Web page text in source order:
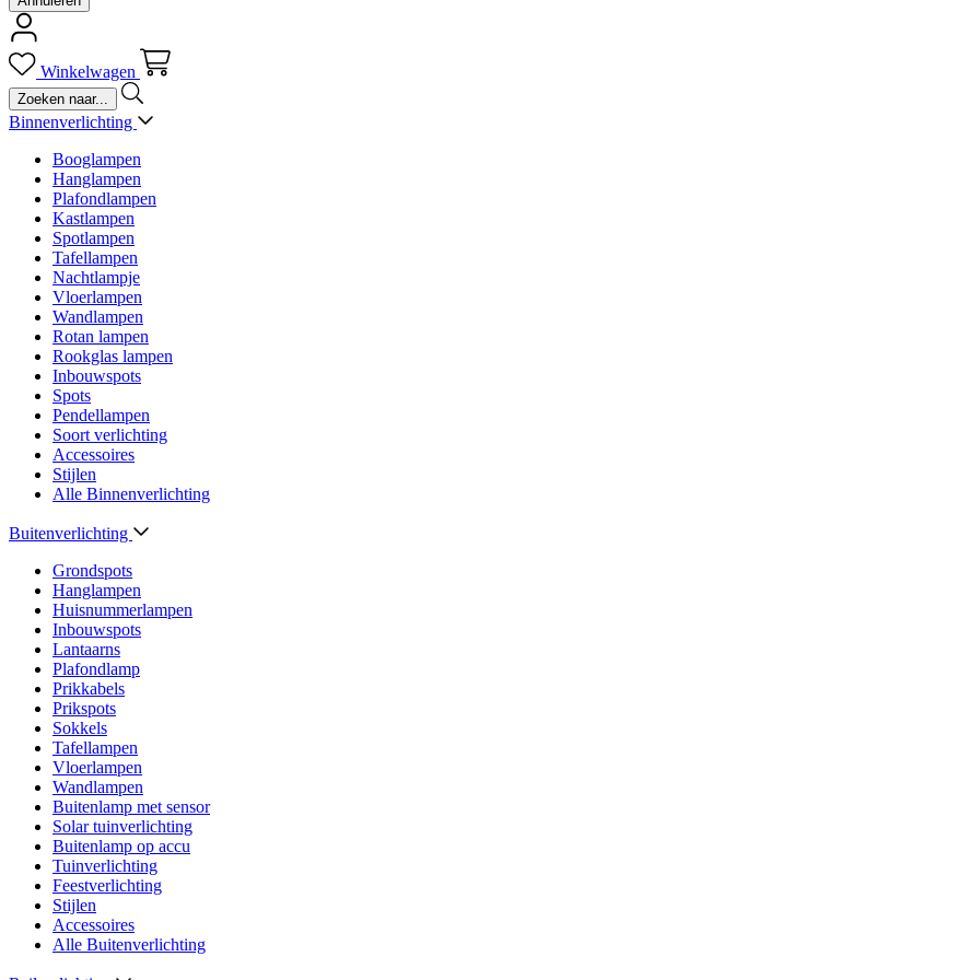
Winkelwagen
Binnenverlichting
Booglampen
Hanglampen
Plafondlampen
Kastlampen
Spotlampen
Tafellampen
Nachtlampje
Vloerlampen
Wandlampen
Rotan lampen
Rookglas lampen
Inbouwspots
Spots
Pendellampen
Soort verlichting
Accessoires
Stijlen
Alle Binnenverlichting
Buitenverlichting
Grondspots
Hanglampen
Huisnummerlampen
Inbouwspots
Lantaarns
Plafondlamp
Prikkabels
Prikspots
Sokkels
Tafellampen
Vloerlampen
Wandlampen
Buitenlamp met sensor
Solar tuinverlichting
Buitenlamp op accu
Tuinverlichting
Feestverlichting
Stijlen
Accessoires
Alle Buitenverlichting